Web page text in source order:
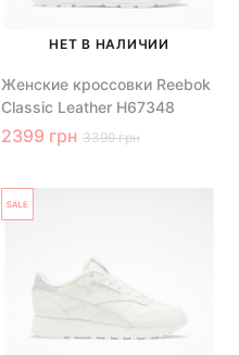
НЕТ В НАЛИЧИИ
Женские кроссовки Reebok
Classic Leather H67348
2399 грн 3399 грн